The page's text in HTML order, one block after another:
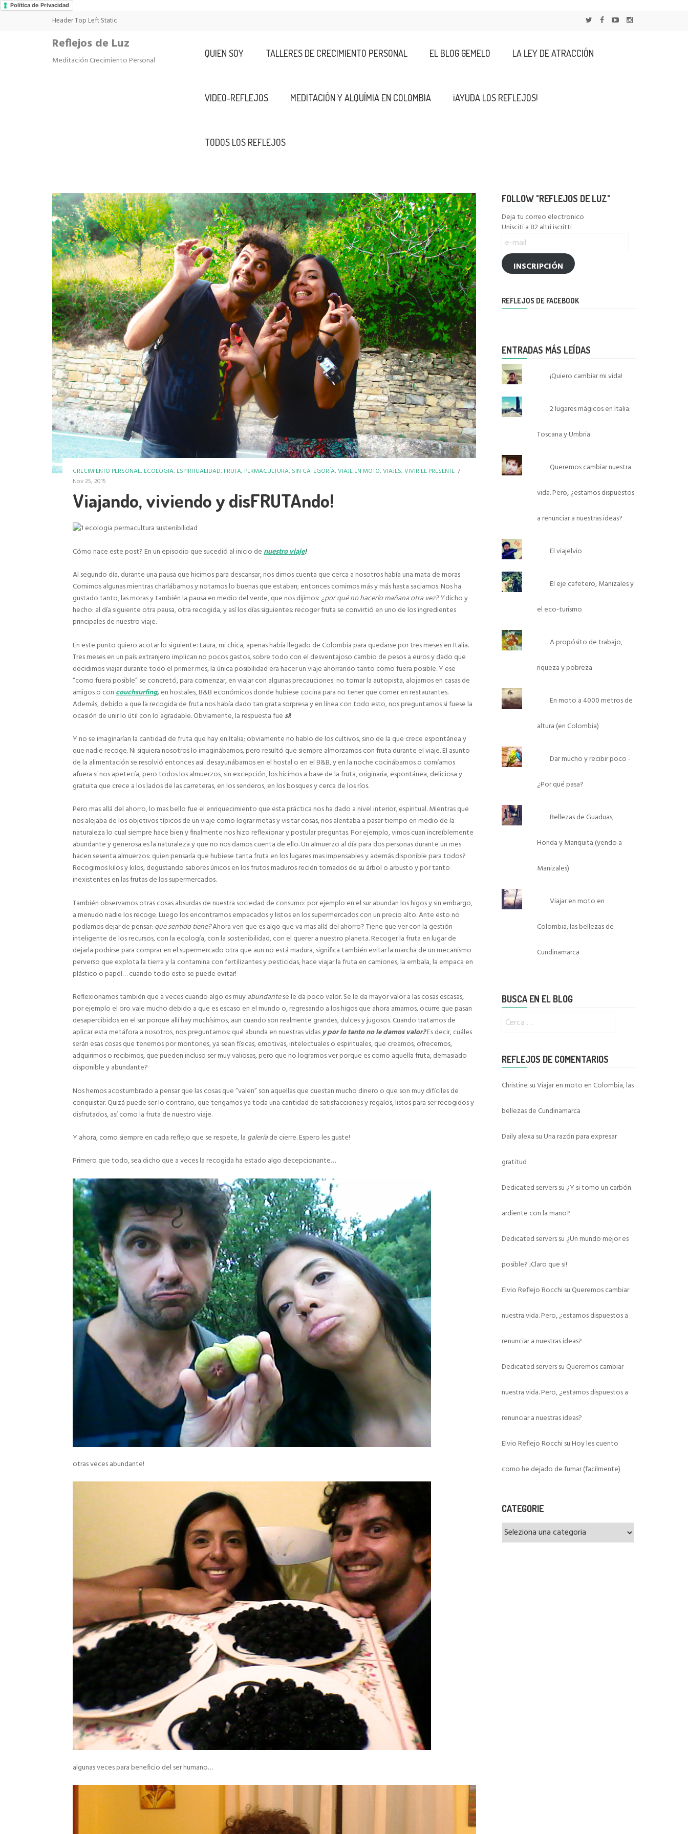
Política de Privacidad
Header Top Left Static
Reflejos de Luz
Meditación Crecimiento Personal
QUIEN SOY TALLERES DE CRECIMIENTO PERSONAL EL BLOG GEMELO LA LEY DE ATRACCIÓN
VIDEO-REFLEJOS MEDITACIÓN Y ALQUÍMIA EN COLOMBIA ¡AYUDA LOS REFLEJOS!
TODOS LOS REFLEJOS
CRECIMIENTO PERSONAL, ECOLOGIA, ESPIRITUALIDAD, FRUTA, PERMACULTURA, SIN CATEGORÍA, VIAJE EN MOTO, VIAJES, VIVIR EL PRESENTE /
Nov 25, 2015
Viajando, viviendo y disFRUTAndo!
Cómo nace este post? En un episodio que sucedió al inicio denuestro viaje!
Al segundo día, durante una pausa que hicimos para descansar, nos dimos cuenta que cerca a nosotros había una mata de moras.
Comimos algunas mientras charlábamos y notamos lo buenas que estaban; entonces comimos más y más hasta saciarnos. Nos ha
gustado tanto, las moras y también la pausa en medio del verde, que nos dijimos: ¿por qué no hacerlo mañana otra vez? Ydicho y
hecho: al día siguiente otra pausa, otra recogida, y así los días siguientes: recoger fruta se convirtió en uno de los ingredientes
principales de nuestro viaje.
En este punto quiero acotar lo siguiente: Laura, mi chica, apenas había llegado de Colombia para quedarse por tres meses en Italia.
Tres meses en un país extranjero implican no pocos gastos, sobre todo con el desventajoso cambio de pesos a euros y dado que
decidimos viajar durante todo el primer mes, la única posibilidad era hacer un viaje ahorrando tanto como fuera posible. Y ese
“como fuera posible” se concretó, para comenzar, en viajar con algunas precauciones: no tomar la autopista, alojarnos en casas de
amigos o concouchsurfing,en hostales, B&B económicos donde hubiese cocina para no tener que comer en restaurantes.
Además, debido a que la recogida de fruta nos había dado tan grata sorpresa y en línea con todo esto, nos preguntamos si fuese la
ocasión de unir lo útil con lo agradable. Obviamente, la respuesta fue si!
Y no se imaginarían la cantidad de fruta que hay en Italia; obviamente no hablo de los cultivos, sino de la que crece espontánea y
que nadie recoge. Ni siquiera nosotros lo imaginábamos, pero resultó que siempre almorzamos con fruta durante el viaje. El asunto
de la alimentación se resolvió entonces así: desayunábamos en el hostal o en el B&B, y en la noche cocinábamos o comíamos
afuera si nos apetecía, pero todos los almuerzos, sin excepción, los hicimos a base de la fruta, originaria, espontánea, deliciosa y
gratuita que crece a los lados de las carreteras, en los senderos, en los bosques y cerca de los ríos.
Pero mas allá del ahorro, lo mas bello fue el enriquecimiento que esta práctica nos ha dado a nivel interior, espiritual. Mientras que
nos alejaba de los objetivos típicos de un viaje como lograr metas y visitar cosas, nos alentaba a pasar tiempo en medio de la
naturaleza lo cual siempre hace bien y finalmente nos hizo reflexionar y postular preguntas. Por ejemplo, vimos cuan increíblemente
abundante y generosa es la naturaleza y que no nos damos cuenta de ello. Un almuerzo al día para dos personas durante un mes
hacen sesenta almuerzos: quien pensaría que hubiese tanta fruta en los lugares mas impensables y además disponible para todos?
Recogimos kilos y kilos, degustando sabores únicos en los frutos maduros recién tomados de su árbol o arbusto y por tanto
inexistentes en las frutas de los supermercados.
También observamos otras cosas absurdas de nuestra sociedad de consumo: por ejemplo en el sur abundan los higos y sin embargo,
a menudo nadie los recoge. Luego los encontramos empacados y listos en los supermercados con un precio alto. Ante esto no
podíamos dejar de pensar: que sentido tiene?Ahora ven que es algo que va mas allá del ahorro? Tiene que ver con la gestión
inteligente de los recursos, con la ecología, con la sostenibilidad, con el querer a nuestro planeta. Recoger la fruta en lugar de
dejarla podrirse para comprar en el supermercado otra que aun no está madura, significa también evitar la marcha de un mecanismo
perverso que explota la tierra y la contamina con fertilizantes y pesticidas, hace viajar la fruta en camiones, la embala, la empaca en
plástico o papel… cuando todo esto se puede evitar!
Reflexionamos también que a veces cuando algo es muyabundantese le da poco valor.Se le da mayor valor a las cosas escasas,
por ejemplo el oro vale mucho debido a que es escaso en el mundo o, regresando a los higos que ahora amamos, ocurre que pasan
desapercibidos en el sur porque allí hay muchísimos, aun cuando son realmente grandes, dulces y jugosos. Cuando tratamos de
aplicar esta metáfora a nosotros, nos preguntamos: qué abunda en nuestras vidasy por lo tanto no le damos valor?Es decir, cuáles
serán esas cosas que tenemos por montones, ya sean físicas, emotivas, intelectuales o espirituales, que creamos, ofrecemos,
adquirimos o recibimos, que pueden incluso ser muy valiosas, pero que no logramos ver porque es como aquella fruta, demasiado
disponible y abundante?
Nos hemos acostumbrado a pensar que las cosas que “valen” son aquellas que cuestan mucho dinero o que son muy difíciles de
conquistar. Quizá puede ser lo contrario, que tengamos ya toda una cantidad de satisfacciones y regalos, listos para ser recogidos y
disfrutados, así como la fruta de nuestro viaje.
Y ahora, como siempre en cada reflejo que se respete, la galeríade cierre. Espero les guste!
Primero que todo, sea dicho que a veces la recogida ha estado algo decepcionante…
otras veces abundante!
algunas veces para beneficio del ser humano…
FOLLOW "REFLEJOS DE LUZ"
Deja tu correo electronico
Unisciti a 82 altri iscritti
mail
INSCRIPCIÓN
REFLEJOS DE FACEBOOK
ENTRADAS MÁS LEÍDAS
¡Quiero cambiar mi vida!
2 lugares mágicos en Italia:
Toscana y Umbria
Queremos cambiar nuestra
vida. Pero, ¿estamos dispuestos
a renunciar a nuestras ideas?
El viajelvio
El eje cafetero, Manizales y
el eco-turismo
A propósito de trabajo,
riqueza y pobreza
En moto a 4000 metros de
altura (en Colombia)
Dar mucho y recibir poco -
¿Por qué pasa?
Bellezas de Guaduas,
Honda y Mariquita (yendo a
Manizales)
Viajar en moto en
Colombia, las bellezas de
Cundinamarca
BUSCA EN EL BLOG
Ricerca
per:
REFLEJOS DE COMENTARIOS
Christine suViajar en moto en Colombia, las
bellezas de Cundinamarca
Daily alexa suUna razón para expresar
gratitud
Dedicated serverssu ¿Y si tomo un carbón
ardiente con la mano?
Dedicated serverssu ¿Un mundo mejor es
posible? ¡Claro que si!
Elvio Reflejo Rocchisu Queremos cambiar
nuestra vida. Pero, ¿estamos dispuestos a
renunciar a nuestras ideas?
Dedicated serverssu Queremos cambiar
nuestra vida. Pero, ¿estamos dispuestos a
renunciar a nuestras ideas?
Elvio Reflejo RocchisuHoy les cuento
como he dejado de fumar (facilmente)
CATEGORIE
Categorie